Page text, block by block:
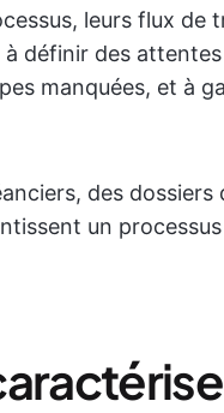
leurs flux de
définir des
manquées, et à
des
un